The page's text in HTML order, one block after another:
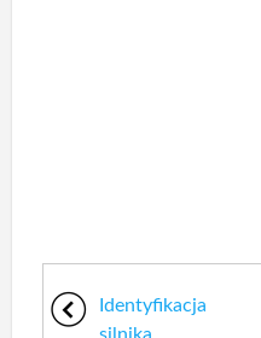
Identyfikacja